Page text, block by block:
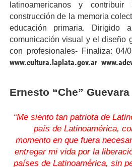
latinoamericanos y
construcción de la memoria
educación primaria. Dirigido
comunicación visual y el diseño
con profesionales- Finaliza: 04/
www.cultura.laplata.gov.ar
Ernesto “Che”
“Me siento tan patriota de
país de Latinoamérica,
momento en que fuera
entregar mi vida por la
países de Latinoamérica, sin